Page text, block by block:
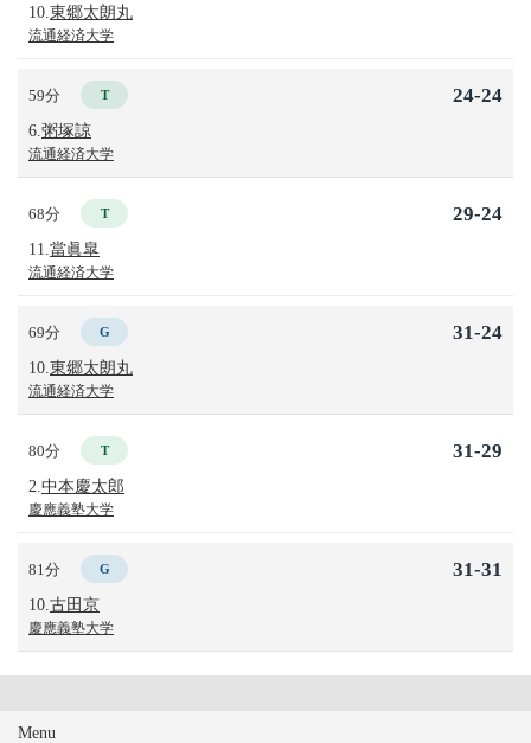
10. 東郷太朗丸
流通経済大学
59分 T
6. 粥塚諒
流通経済大学
24-24
68分 T
11. 當眞皐
流通経済大学
29-24
69分 G
10. 東郷太朗丸
流通経済大学
31-24
80分 T
2. 中本慶太郎
慶應義塾大学
31-29
81分 G
10. 古田京
慶應義塾大学
31-31
Menu